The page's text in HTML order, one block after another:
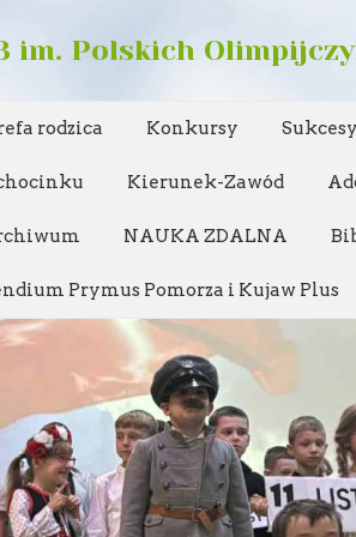
im. Polskich
rodzica Konkursy Sukcesy
Kierunek-Zawód
NAUKA ZDALNA
Prymus Pomorza i Kujaw Plus